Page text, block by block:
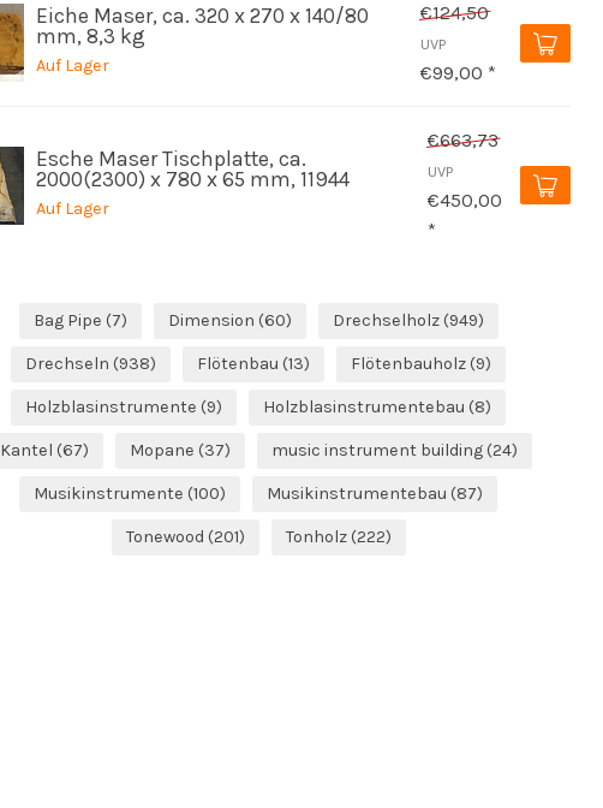
Eiche Maser, ca. 320 x 270 x 140/80
mm, 8,3 kg
Auf Lager
€124,50
UVP
€99,00 *
Esche Maser Tischplatte, ca.
2000(2300) x 780 x 65 mm, 11944
Auf Lager
€663,73
UVP
€450,00
*
Bag Pipe (7) Dimension (60) Drechselholz (949)
Drechseln (938) Flötenbau (13) Flötenbauholz (9)
Holzblasinstrumente (9) Holzblasinstrumentebau (8)
Kantel (67) Mopane (37) music instrument building (24)
Musikinstrumente (100) Musikinstrumentebau (87)
Tonewood (201) Tonholz (222)